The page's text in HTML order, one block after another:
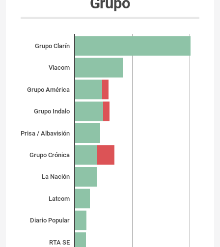
Grupo Clarín
Viacom
Grupo América
Grupo Indalo
Prisa / Albavisión
Grupo Crónica
La Nación
Latcom
Diario Popular
RTA SE